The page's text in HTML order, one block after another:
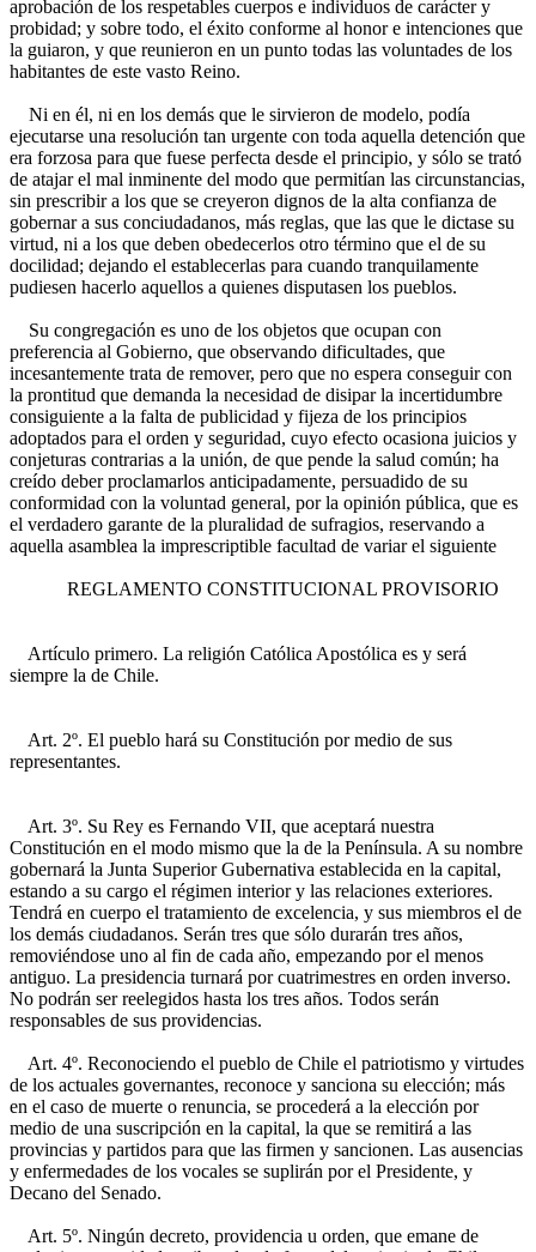
aprobación de los respetables cuerpos e individuos de carácter y
probidad; y sobre todo, el éxito conforme al honor e intenciones que
la guiaron, y que reunieron en un punto todas las voluntades de los
habitantes de este vasto Reino.
Ni en él, ni en los demás que le sirvieron de modelo, podía
ejecutarse una resolución tan urgente con toda aquella detención que
era forzosa para que fuese perfecta desde el principio, y sólo se trató
de atajar el mal inminente del modo que permitían las circunstancias,
sin prescribir a los que se creyeron dignos de la alta confianza de
gobernar a sus conciudadanos, más reglas, que las que le dictase su
virtud, ni a los que deben obedecerlos otro término que el de su
docilidad; dejando el establecerlas para cuando tranquilamente
pudiesen hacerlo aquellos a quienes disputasen los pueblos.
Su congregación es uno de los objetos que ocupan con
preferencia al Gobierno, que observando dificultades, que
incesantemente trata de remover, pero que no espera conseguir con
la prontitud que demanda la necesidad de disipar la incertidumbre
consiguiente a la falta de publicidad y fijeza de los principios
adoptados para el orden y seguridad, cuyo efecto ocasiona juicios y
conjeturas contrarias a la unión, de que pende la salud común; ha
creído deber proclamarlos anticipadamente, persuadido de su
conformidad con la voluntad general, por la opinión pública, que es
el verdadero garante de la pluralidad de sufragios, reservando a
aquella asamblea la imprescriptible facultad de variar el siguiente
REGLAMENTO CONSTITUCIONAL PROVISORIO
Artículo primero. La religión Católica Apostólica es y será
siempre la de Chile.
Art. 2º. El pueblo hará su Constitución por medio de sus
representantes.
Art. 3º. Su Rey es Fernando VII, que aceptará nuestra
Constitución en el modo mismo que la de la Península. A su nombre
gobernará la Junta Superior Gubernativa establecida en la capital,
estando a su cargo el régimen interior y las relaciones exteriores.
Tendrá en cuerpo el tratamiento de excelencia, y sus miembros el de
los demás ciudadanos. Serán tres que sólo durarán tres años,
removiéndose uno al fin de cada año, empezando por el menos
antiguo. La presidencia turnará por cuatrimestres en orden inverso.
No podrán ser reelegidos hasta los tres años. Todos serán
responsables de sus providencias.
Art. 4º. Reconociendo el pueblo de Chile el patriotismo y virtudes
de los actuales governantes, reconoce y sanciona su elección; más
en el caso de muerte o renuncia, se procederá a la elección por
medio de una suscripción en la capital, la que se remitirá a las
provincias y partidos para que las firmen y sancionen. Las ausencias
y enfermedades de los vocales se suplirán por el Presidente, y
Decano del Senado.
Art. 5º. Ningún decreto, providencia u orden, que emane de